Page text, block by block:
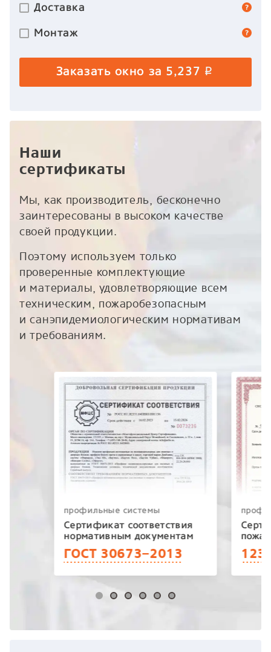
Доставка
Монтаж
Заказать окно за 5,237 p
Наши
сертификаты
Мы, как производитель, бесконечно
заинтересованы в высоком качестве
своей продукции.
Поэтому используем только
проверенные комплектующие
и материалы, удовлетворяющие всем
техническим, пожаробезопасным
и санэпидемиологическим нормативам
и требованиям.
профильные системы
Сертификат соответствия
нормативным документам
ГОСТ 30673−2013